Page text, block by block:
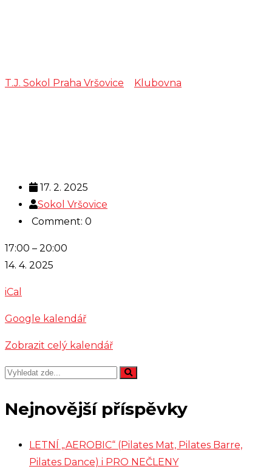
T.J. Sokol Praha Vršovice Klubovna
17. 2. 2025
Sokol Vršovice
Comment: 0
VH
Župy
17:00 – 20:00
14. 4. 2025
iCal
Google kalendář
Zobrazit celý kalendář
Nejnovější příspěvky
LETNÍ „AEROBIC“ (Pilates Mat, Pilates Barre,
Pilates Dance) i PRO NEČLENY